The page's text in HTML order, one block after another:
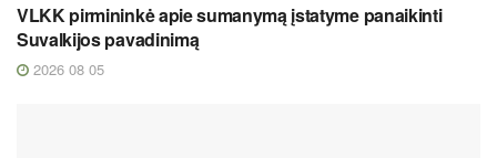
VLKK pirmininkė apie sumanymą įstatyme panaikinti
Suvalkijos pavadinimą
2026 08 05